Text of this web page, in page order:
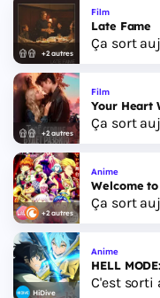
+2 autres
Film
Late Fame
Ça sort
+2 autres
Film
Your Heart
Ça sort
+2 autres
Anime
Welcome
Ça sort
HiDive
Anime
HELL
C'est sorti